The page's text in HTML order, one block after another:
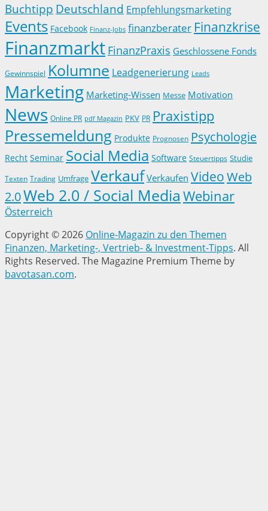
Buchtipp Deutschland Empfehlungsmarketing
Events Facebook Finanz-Jobs finanzberater Finanzkrise
Finanzmarkt FinanzPraxis Geschlossene Fonds
Gewinnspiel Kolumne Leadgenerierung Leads
Marketing Marketing-Wissen Messe Motivation
News Online PR pdf Magazin PKV PR Praxistipp
Pressemeldung Produkte Prognosen Psychologie
Recht Seminar Social Media Software Steuertipps Studie
Texten Trading Umfrage Verkauf Verkaufen VideoWeb
2.0Web 2.0 / Social Media Webinar
Österreich
Copyright © 2026 Online-Magazin zu den Themen
Finanzen, Marketing-, Vertrieb- & Investment-Tipps. All
Rights Reserved. The Magazine Premium Theme by
bavotasan.com.